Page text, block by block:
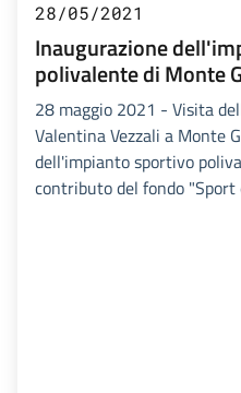
28/05/2021
Inaugurazione
polivalente di Monte
28 maggio 2021 - Visita
Valentina Vezzali a Monte
dell'impianto sportivo
contributo del fondo "Sport